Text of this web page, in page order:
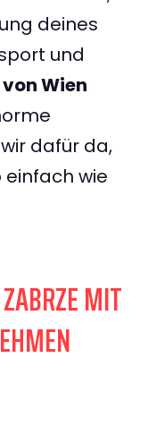
deines
und
Wien
dafür da,
einfach wie
MIT